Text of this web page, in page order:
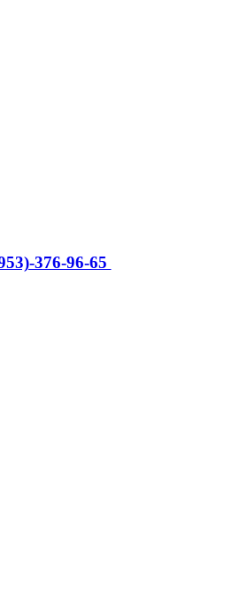
376-96-65